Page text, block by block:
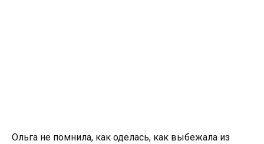
Ольга не помнила, как оделась, как выбежала из